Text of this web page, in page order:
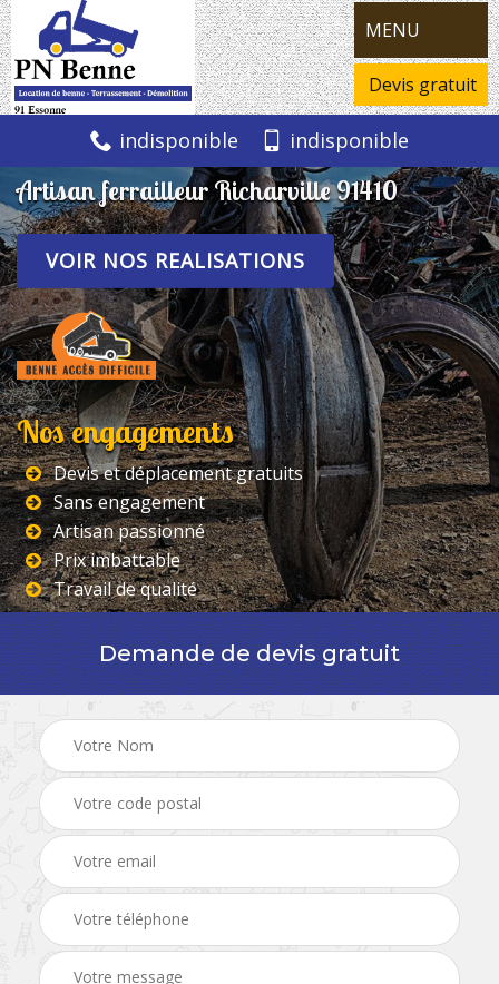
MENU
Devis gratuit
indisponible indisponible
Artisan ferrailleur Richarville 91410
VOIR NOS REALISATIONS
Nos engagements
Devis et déplacement gratuits
Sans engagement
Artisan passionné
Prix imbattable
Travail de qualité
Demande de devis gratuit